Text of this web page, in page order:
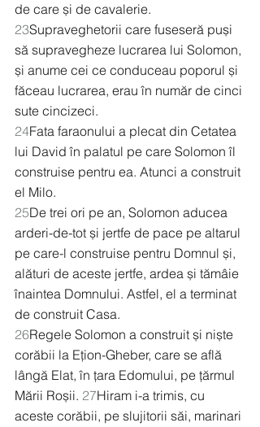
de care și de cavalerie.
23Supraveghetorii care fuseseră puși
să supravegheze lucrarea lui Solomon,
și anume cei ce conduceau poporul și
făceau lucrarea, erau în număr de cinci
sute cincizeci.
24Fata faraonului a plecat din Cetatea
lui David în palatul pe care Solomon îl
construise pentru ea. Atunci a construit
el Milo.
25De trei ori pe an, Solomon aducea
arderi-de-tot și jertfe de pace pe altarul
pe care-l construise pentru Domnul și,
alături de aceste jertfe, ardea și tămâie
înaintea Domnului. Astfel, el a terminat
de construit Casa.
26Regele Solomon a construit și niște
corăbii la Ețion-Gheber, care se află
lângă Elat, în țara Edomului, pe țărmul
Mării Roșii. 27Hiram i-a trimis, cu
aceste corăbii, pe slujitorii săi, marinari